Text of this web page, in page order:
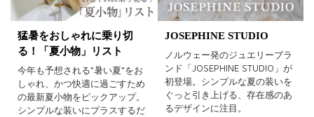
猛暑をおしゃれに乗り切
る！「夏小物」リスト
今年も予想される“暑い夏”をお
しゃれ、かつ快適に過ごすため
の最新夏小物をピックアップ。
シンプルな装いにプラスするだ
JOSEPHINE STUDIO
ノルウェー発のジュエリーブラ
ンド「JOSEPHINE STUDIO」が
初登場。シンプルな夏の装いを
ぐっと引き上げる、存在感のあ
るデザインに注目。